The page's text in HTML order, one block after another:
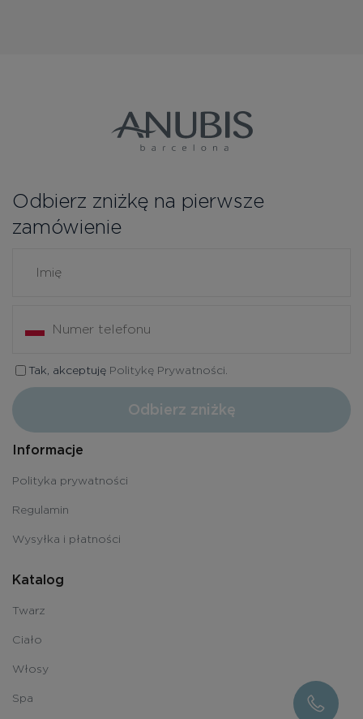
Odbierz zniżkę na pierwsze
zamówienie
Tak, akceptuję Politykę Prywatności.
Odbierz zniżkę
Informacje
Polityka prywatności
Regulamin
Wysyłka i płatności
Katalog
Twarz
Ciało
Włosy
Spa